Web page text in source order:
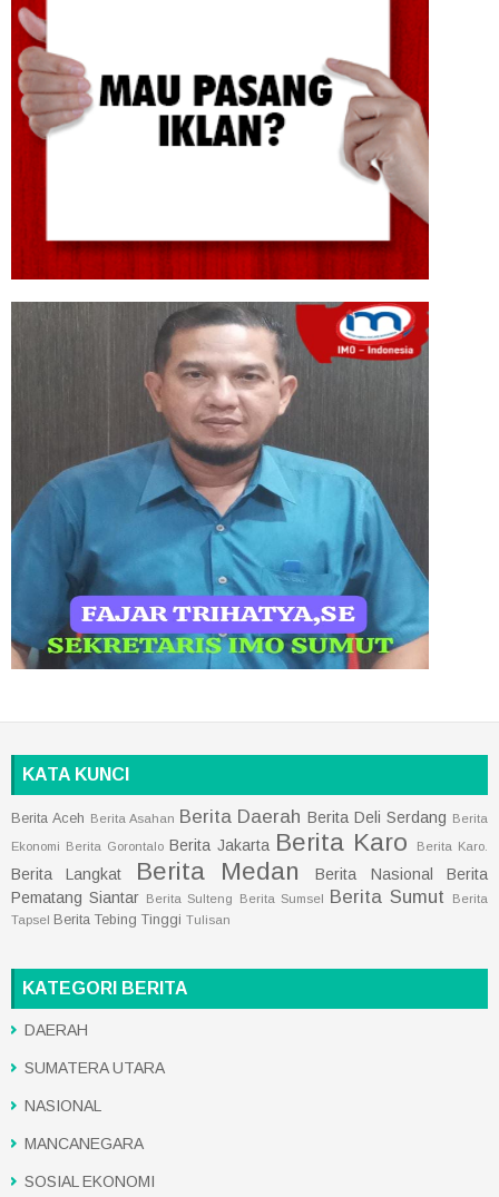
KATA KUNCI
Berita Aceh Berita Asahan Berita Daerah Berita Deli Serdang Berita
Ekonomi Berita Gorontalo Berita Jakarta Berita Karo Berita Karo.
Berita Langkat Berita Medan Berita Nasional
Berita
Pematang Siantar Berita Sulteng Berita Sumsel Berita Sumut
Berita
Tapsel Berita Tebing Tinggi Tulisan
KATEGORI BERITA
DAERAH
SUMATERA UTARA
NASIONAL
MANCANEGARA
SOSIAL EKONOMI